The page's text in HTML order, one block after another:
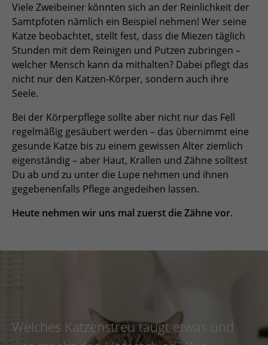
FRANÇAIS
ITALIANO
POLSKI
ESPAÑOL
PORTUGUÊS BRASIL
简体中文
日本語
ČEŠTINA
ESPAÑOL, MÉXICO
Viele Zweibeiner könnten sich an der Reinlichkeit der
Samtpfoten nämlich ein Beispiel nehmen! Wer seine
Katze beobachtet, stellt fest, dass die Miezen täglich
Stunden mit dem Reinigen und Putzen zubringen –
welcher Mensch kann da mithalten? Dabei pflegt das
nicht nur den Katzen-Körper, sondern auch ihre
Seele.
Bei der Körperpflege sollte aber nicht nur das Fell
regelmäßig gesäubert werden – das übernimmt eine
gesunde Katze bis zu einem gewissen Alter ziemlich
eigenständig – aber Haut, Krallen und Zähne solltest
Du ab und zu unter die Lupe nehmen und ihnen
gegebenenfalls Pflege angedeihen lassen.
Heute nehmen wir uns mal zuerst die Zähne vor.
Welches Katzenstreu taugt etwas und